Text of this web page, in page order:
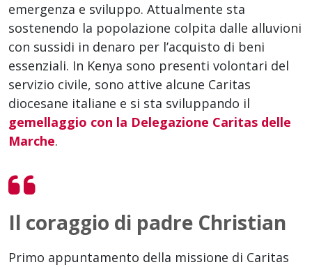
emergenza e sviluppo. Attualmente sta
sostenendo la popolazione colpita dalle alluvioni
con sussidi in denaro per l’acquisto di beni
essenziali. In Kenya sono presenti volontari del
servizio civile, sono attive alcune Caritas
diocesane italiane e si sta sviluppando il
gemellaggio con la Delegazione Caritas delle
Marche.
Il coraggio di padre Christian
Primo appuntamento della missione di Caritas